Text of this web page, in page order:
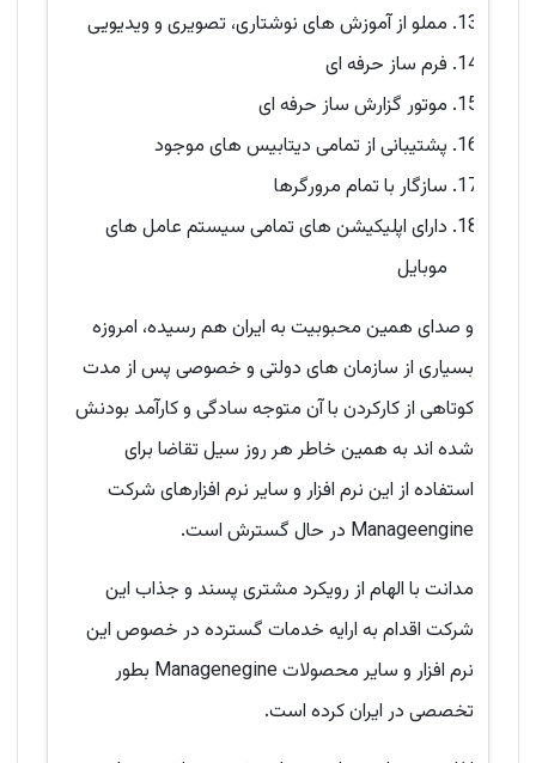
مملو از آموزش های نوشتاری، تصویری و ویدیویی
فرم ساز حرفه ای
موتور گزارش ساز حرفه ای
پشتیبانی از تمامی دیتابیس های موجود
سازگار با تمام مرورگرها
دارای اپلیکیشن های تمامی سیستم عامل های
موبایل
و صدای همین محبوبیت به ایران هم رسیده، امروزه
بسیاری از سازمان های دولتی و خصوصی پس از مدت
کوتاهی از کارکردن با آن متوجه سادگی و کارآمد بودنش
شده اند به همین خاطر هر روز سیل تقاضا برای
استفاده از این نرم افزار و سایر نرم افزارهای شرکت
Manageengine در حال گسترش است.
مدانت با الهام از رویکرد مشتری پسند و جذاب این
شرکت اقدام به ارایه خدمات گسترده در خصوص این
نرم افزار و سایر محصولات Managenegine بطور
تخصصی در ایران کرده است.